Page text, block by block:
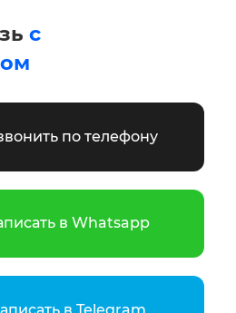
с
по телефону
в Whatsapp